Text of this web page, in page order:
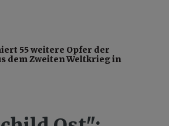
55 weitere Opfer der
dem Zweiten Weltkrieg in